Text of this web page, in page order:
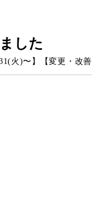
した
火)〜】 【変更・改善